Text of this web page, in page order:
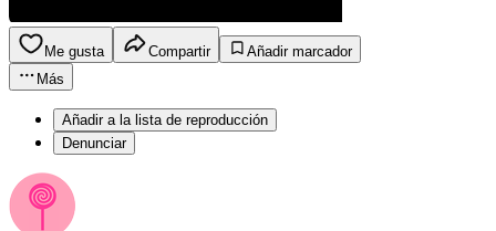
Me gusta Compartir
Añadir marcador
Más
Añadir a la lista de reproducción
Denunciar